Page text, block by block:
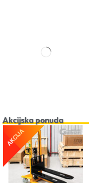
Akcijska ponuda
AKCIJA